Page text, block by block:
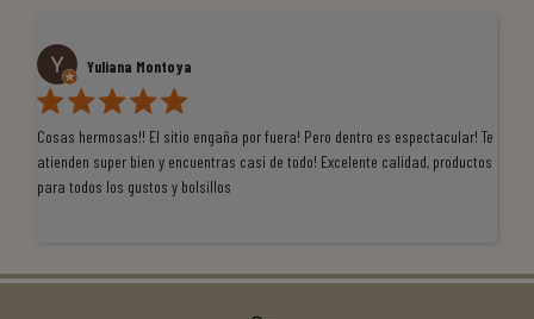
Yuliana Montoya
Cosas hermosas!! El sitio engaña por fuera! Pero dentro es espectacular! Te
atienden super bien y encuentras casi de todo! Excelente calidad, productos
para todos los gustos y bolsillos